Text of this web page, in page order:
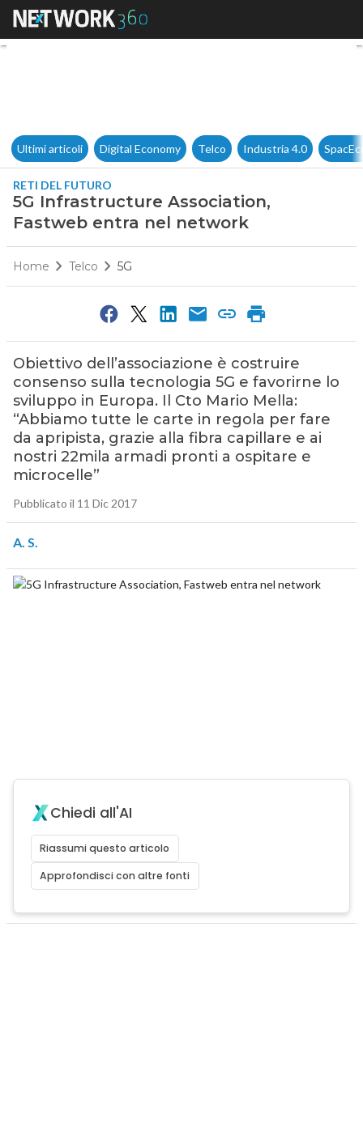
5G Infrastructure
Ultimi articoli Digital Economy Telco Industria 4.0
RETI DEL FUTURO
5G Infrastructure Association,
Fastweb entra nel network
Home Telco 5G
Obiettivo dell’associazione è costruire
consenso sulla tecnologia 5G e favorirne lo
sviluppo in Europa. Il Cto Mario Mella:
“Abbiamo tutte le carte in regola per fare
da apripista, grazie alla fibra capillare e ai
nostri 22mila armadi pronti a ospitare e
microcelle”
Pubblicato il 11 Dic 2017
A. S.
Chiedi all'AI
Riassumi questo articolo
Approfondisci con altre fonti